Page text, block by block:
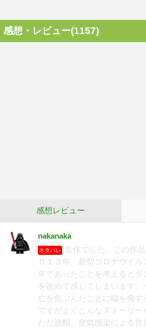
感想・レビュー(1157)
感想レビュー
nakanaka
ネタバレ
名作でした。この作
０１３年。新型コロナウイル
年であったことを考えるとダ
を改めて感じてしまいます
亡を危ぶんだことに端を発す
ですがよくこんなストーリー
ただ脱帽。空気感染による世